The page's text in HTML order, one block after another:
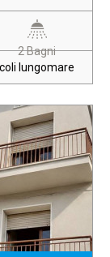
2 Bagni
lungomare